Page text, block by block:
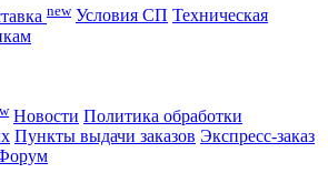
new Условия СП Техническая
Новости Политика обработки
Пункты выдачи заказов Экспресс-заказ